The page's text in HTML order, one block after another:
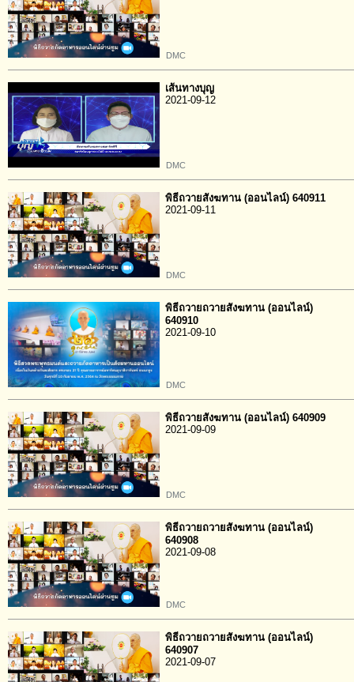
DMC
เส้นทางบุญ
2021-09-12
DMC
พิธีถวายสังฆทาน (ออนไลน์) 640911
2021-09-11
DMC
พิธีถวายถวายสังฆทาน (ออนไลน์)
640910
2021-09-10
DMC
พิธีถวายสังฆทาน (ออนไลน์) 640909
2021-09-09
DMC
พิธีถวายถวายสังฆทาน (ออนไลน์)
640908
2021-09-08
DMC
พิธีถวายถวายสังฆทาน (ออนไลน์)
640907
2021-09-07